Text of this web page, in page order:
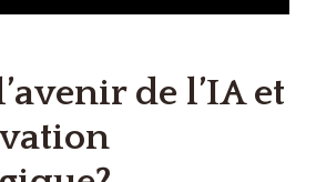
de l’IA et